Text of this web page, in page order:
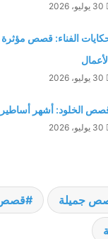
30 يوليو، 2026
الفناء: قصص مؤثرة
30 يوليو، 2026
الخلود: أشهر أساطير
30 يوليو، 2026
جميلة قصص